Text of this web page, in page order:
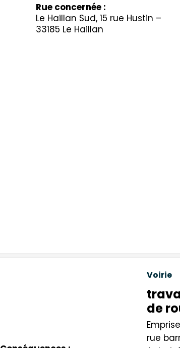
Rue concernée :
Le Haillan Sud, 15 rue Hustin –
33185 Le Haillan
Voirie
de
rue